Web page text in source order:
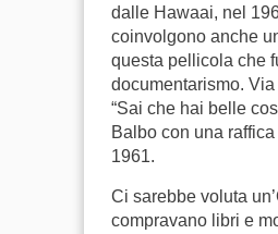
dalle Hawaai, nel
coinvolgono anche
questa pellicola che
documentarismo.
“Sai che hai belle
Balbo con una
1961.
Ci sarebbe voluta
compravano libri e